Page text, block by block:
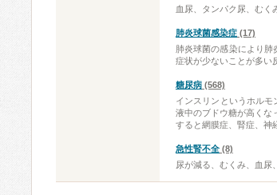
血尿、タンパク尿、むく
肺炎球菌感染症 (17)
肺炎球菌の感染により
症状が少ないことが多い
糖尿病 (568)
インスリンというホルモ
液中のブドウ糖が高くな
すると網膜症、腎症、神
急性腎不全 (8)
尿が減る、むくみ、血尿